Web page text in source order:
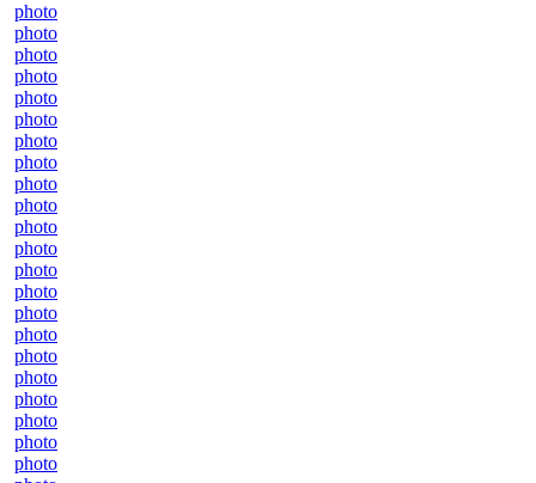
photo
photo
photo
photo
photo
photo
photo
photo
photo
photo
photo
photo
photo
photo
photo
photo
photo
photo
photo
photo
photo
photo